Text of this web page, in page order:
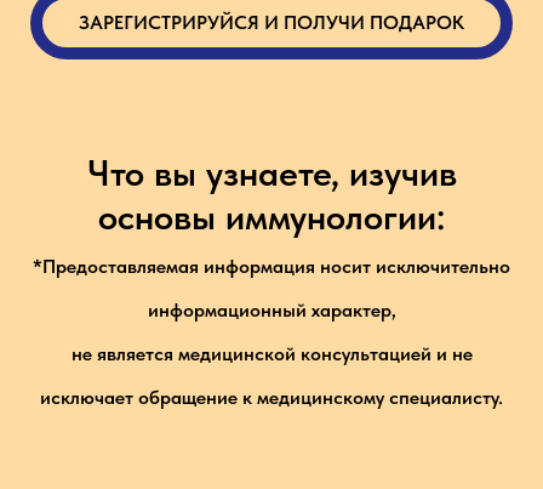
ЗАРЕГИСТРИРУЙСЯ И ПОЛУЧИ ПОДАРОК
Что вы узнаете, изучив
основы иммунологии:
*Предоставляемая информация носит исключительно
информационный характер,
не является медицинской консультацией и не
исключает обращение к медицинскому специалисту.